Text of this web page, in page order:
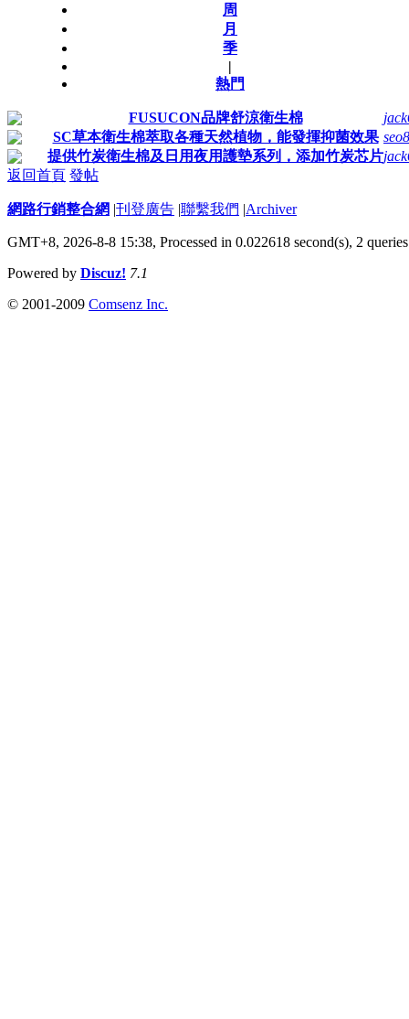
周
月
季
|
熱門
FUSUCON品牌舒涼衛生棉
SC草本衛生棉萃取各種天然植物，能發揮抑菌效果
提供竹炭衛生棉及日用夜用護墊系列，添加竹炭芯片
返回首頁 發帖
網路行銷整合網 |刊登廣告 |聯繫我們 |Archiver
GMT+8, 2026-8-8 15:38, Processed in 0.022618 second(s), 2 queries
Powered by Discuz! 7.1
© 2001-2009 Comsenz Inc.